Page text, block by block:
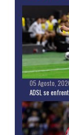
05 Agosto,
ADSL se